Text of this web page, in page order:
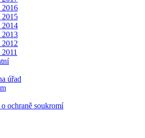
2016
2015
2014
2013
úřad
ochraně soukromí